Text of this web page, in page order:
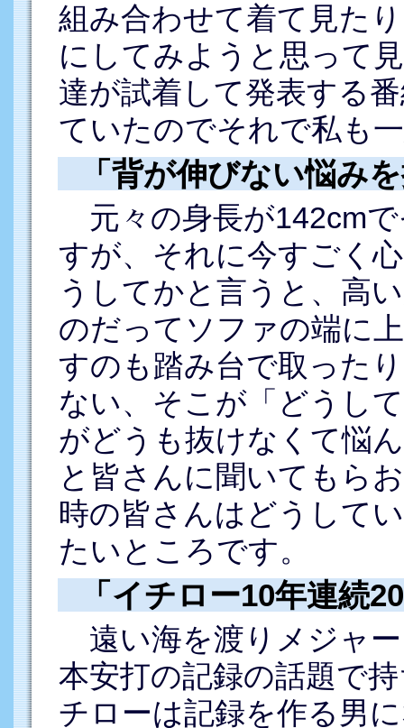
組み合わせて着て見た
にしてみようと思って
達が試着して発表する
ていたのでそれで私も
「背が伸びない悩み
元々の身長が142cm
すが、それに今すごく
うしてかと言うと、高
のだってソファの端に
すのも踏み台で取った
ない、そこが「どうし
がどうも抜けなくて悩
と皆さんに聞いてもら
時の皆さんはどうして
たいところです。
「イチロー10年連続
遠い海を渡りメジャ
本安打の記録の話題で
チローは記録を作る男